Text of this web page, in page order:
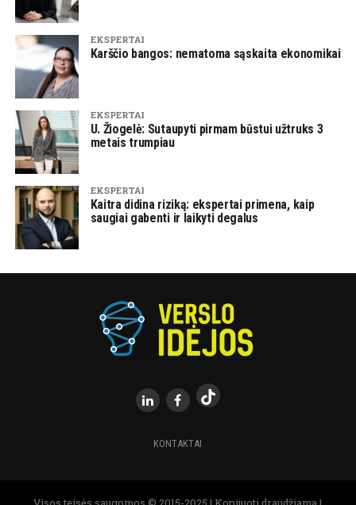
EKSPERTAI
Karščio bangos: nematoma sąskaita ekonomikai
EKSPERTAI
U. Žiogelė: Sutaupyti pirmam būstui užtruks 3
metais trumpiau
EKSPERTAI
Kaitra didina riziką: ekspertai primena, kaip
saugiai gabenti ir laikyti degalus
KONTAKTAI